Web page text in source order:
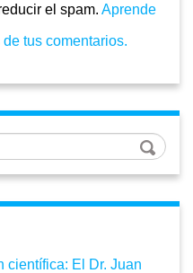
el spam. Aprende
tus comentarios.
científica: El Dr. Juan